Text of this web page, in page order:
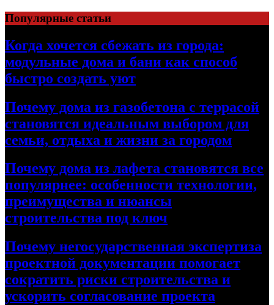
Перейти
к
содержимому
Популярные статьи
Когда хочется сбежать из города:
модульные дома и бани как способ
быстро создать уют
Почему дома из газобетона с террасой
становятся идеальным выбором для
семьи, отдыха и жизни за городом
Почему дома из лафета становятся все
популярнее: особенности технологии,
преимущества и нюансы
строительства под ключ
Почему негосударственная экспертиза
проектной документации помогает
сократить риски строительства и
ускорить согласование проекта